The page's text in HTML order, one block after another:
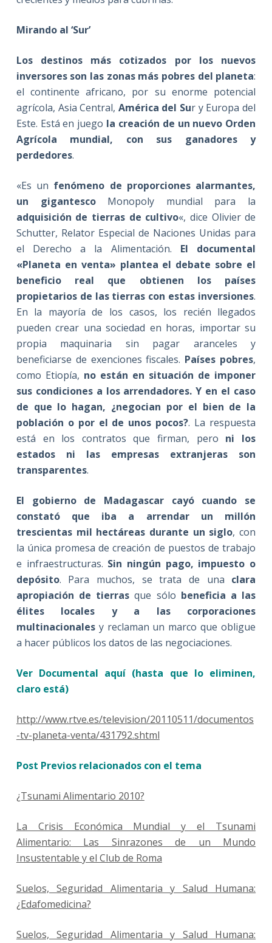
Mirando al ‘Sur’
Los destinos más cotizados por los nuevos
inversores son las zonas más pobres del planeta:
el continente africano, por su enorme potencial
agrícola, Asia Central, América del Sur y Europa del
Este. Está en juego la creación de un nuevo Orden
Agrícola mundial, con sus ganadores y
perdedores.
«Es un fenómeno de proporciones alarmantes,
un gigantescoMonopoly mundial para la
adquisición de tierras de cultivo«, dice Olivier de
Schutter, Relator Especial de Naciones Unidas para
el Derecho a la Alimentación. El documental
«Planeta en venta» plantea el debate sobre el
beneficio real que obtienen los países
propietarios de las tierras con estas inversiones.
En la mayoría de los casos, los recién llegados
pueden crear una sociedad en horas, importar su
propia maquinaria sin pagar aranceles y
beneficiarse de exenciones fiscales. Países pobres,
como Etiopía, no están en situación de imponer
sus condiciones a los arrendadores. Y en el caso
de que lo hagan, ¿negocian por el bien de la
población o por el de unos pocos?. La respuesta
está en los contratos que firman, pero ni los
estados ni las empresas extranjeras son
transparentes.
El gobierno de Madagascar cayó cuando se
constató que iba a arrendar un millón
trescientas mil hectáreas durante un siglo, con
la única promesa de creación de puestos de trabajo
e infraestructuras. Sin ningún pago, impuesto o
depósito. Para muchos, se trata de una clara
apropiación de tierras que sólo beneficia a las
élites locales y a las corporaciones
multinacionalesy reclaman un marco que obligue
a hacer públicos los datos de las negociaciones.
Ver Documental aquí (hasta que lo eliminen,
claro está)
http://www.rtve.es/television/20110511/documentos
-tv-planeta-venta/431792.shtml
Post Previos relacionados con el tema
¿Tsunami Alimentario 2010?
La Crisis Económica Mundial y el Tsunami
Alimentario: Las Sinrazones de un Mundo
Insustentable y el Club de Roma
Suelos, Seguridad Alimentaria y Salud Humana:
¿Edafomedicina?
Suelos, Seguridad Alimentaria y Salud Humana: